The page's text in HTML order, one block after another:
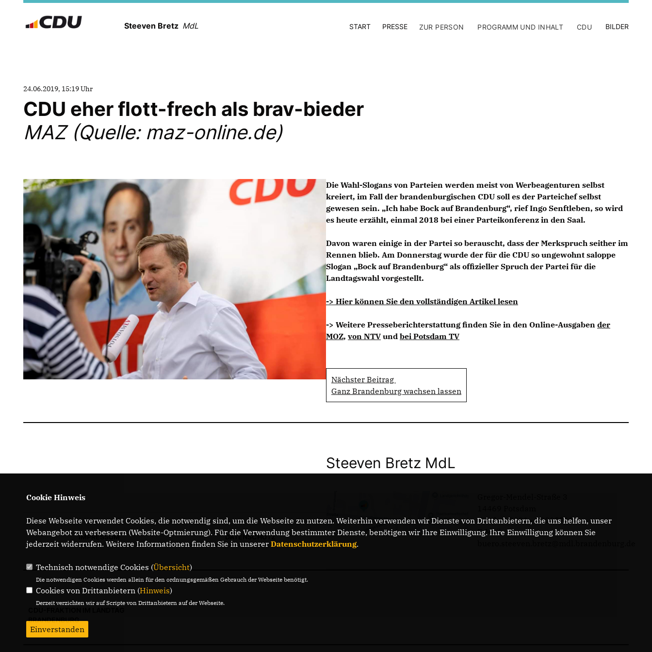
Steeven Bretz MdL START PRESSE ZUR PERSON PROGRAMM UND INHALT CDU BILDER
24.06.2019, 15:19 Uhr
CDU eher flott-frech als brav-bieder
MAZ (Quelle: maz-online.de)
Die Wahl-Slogans von Parteien werden meist von Werbeagenturen selbst
kreiert, im Fall der brandenburgischen CDU soll es der Parteichef selbst
gewesen sein. „Ich habe Bock auf Brandenburg“, rief Ingo Senftleben, so wird
es heute erzählt, einmal 2018 bei einer Parteikonferenz in den Saal.
Davon waren einige in der Partei so berauscht, dass der Merkspruch seither im
Rennen blieb. Am Donnerstag wurde der für die CDU so ungewohnt saloppe
Slogan „Bock auf Brandenburg“ als offizieller Spruch der Partei für die
Landtagswahl vorgestellt.
-> Hier können Sie den vollständigen Artikel lesen
-> Weitere Presseberichterstattung finden Sie in den Online-Ausgaben der
MOZ, von NTV und bei Potsdam TV
Nächster Beitrag
Ganz Brandenburg wachsen lassen
IMPRESSUM DATENSCHUTZ
Steeven Bretz MdL
Telefon: 0331 - 20085713
E-Mail:
BRANDENBURG
Cookie Hinweis
Diese Webseite verwendet Cookies, die notwendig sind, um die Webseite zu nutzen. Weiterhin verwenden wir Dienste von Drittanbietern, die uns helfen, unser
Webangebot zu verbessern (Website-Optmierung). Für die Verwendung bestimmter Dienste, benötigen wir Ihre Einwilligung. Ihre Einwilligung können Sie
jederzeit widerrufen. Weitere Informationen finden Sie in unserer Datenschutzerklärung.
Technisch notwendige Cookies (Übersicht)
Die notwendigen Cookies werden allein für den ordnungsgemäßen Gebrauch der Webseite benötigt.
Cookies von Drittanbietern (Hinweis)
Derzeit verzichten wir auf Scripte von Drittanbietern auf der Webseite.
Einverstanden